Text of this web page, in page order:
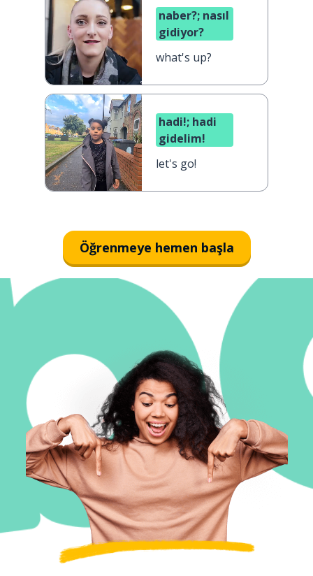
naber?; nasıl
gidiyor?
what's up?
hadi!; hadi
gidelim!
let's go!
Öğrenmeye hemen başla